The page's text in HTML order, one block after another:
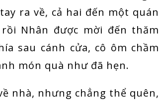
ra về, cả hai đến một quán
Nhân được mời đến thăm
sau cánh cửa, cô ôm chầm
món quà như đã hẹn.
nhà, nhưng chẳng thể quên,